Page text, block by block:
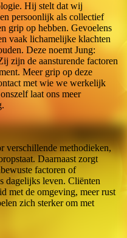
Hij stelt dat wij
persoonlijk als collectief
grip op hebben. Gevoelens
vaak lichamelijke klachten
Deze noemt Jung:
zijn de aansturende factoren
Meer grip op deze
met wie we werkelijk
laat ons meer
verschillende methodieken,
Daarnaast zorgt
factoren of
dagelijks leven. Cliënten
met de omgeving, meer rust
zich sterker om met